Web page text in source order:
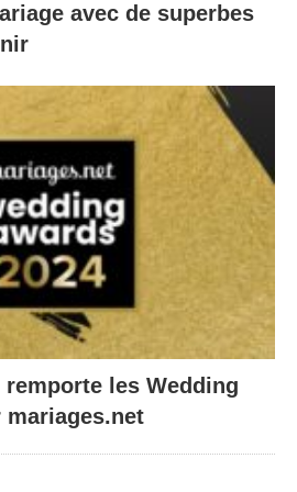
avec de superbes
remporte les Wedding
mariages.net